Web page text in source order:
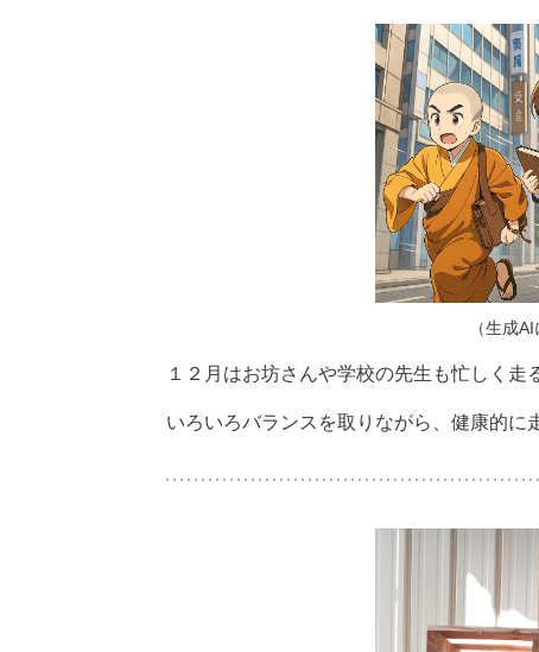
（生成
１２月はお坊さんや学校の先生も忙しく走
いろいろバランスを取りながら、健康的に